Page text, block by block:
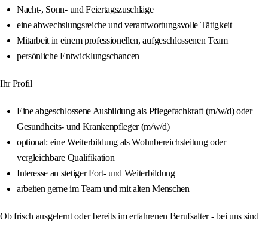
Nacht-, Sonn- und Feiertagszuschläge
eine abwechslungsreiche und verantwortungsvolle Tätigkeit
Mitarbeit in einem professionellen, aufgeschlossenen Team
persönliche Entwicklungschancen
Ihr Profil
Eine abgeschlossene Ausbildung als Pflegefachkraft (m/w/d) oder
Gesundheits- und Krankenpfleger (m/w/d)
optional: eine Weiterbildung als Wohnbereichsleitung oder
vergleichbare Qualifikation
Interesse an stetiger Fort- und Weiterbildung
arbeiten gerne im Team und mit alten Menschen
Ob frisch ausgelernt oder bereits im erfahrenen Berufsalter - bei uns sind